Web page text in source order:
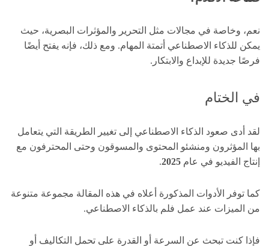
نعم، وخاصة في مجالات مثل التحرير والمؤثرات البصرية، حيث
يمكن للذكاء الاصطناعي أتمتة المهام. ومع ذلك، فإنه يفتح أيضًا
فرصًا جديدة للإبداع والابتكار.
في الختام
لقد أدى صعود الذكاء الاصطناعي إلى تغيير الطريقة التي يتعامل
بها المؤثرون ومنشئو المحتوى والمسوقون وحتى المحترفون مع
إنتاج الفيديو في عام 2025
.
كما توفر الأدوات المذكورة أعلاه في هذه المقالة مجموعة متنوعة
من الميزات عند عمل فلم بالذكاء الاصطناعي.
فإذا كنت تبحث عن السرعة أو القدرة على تحمل التكاليف أو